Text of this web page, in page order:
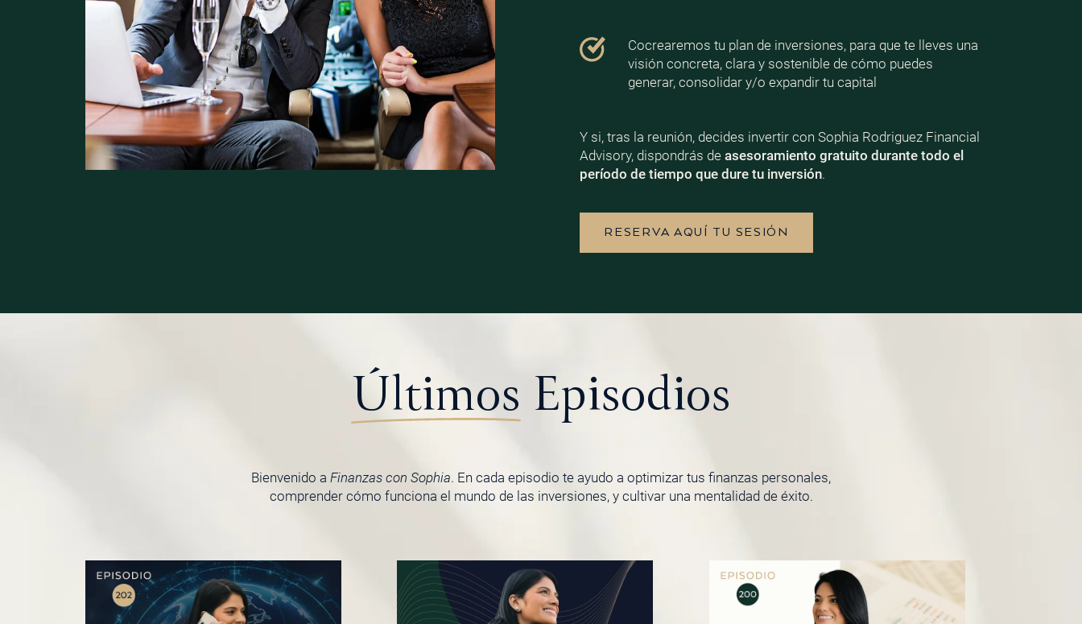
Cocrearemos tu plan de inversiones, para que te lleves una
visión concreta, clara y sostenible de cómo puedes
generar, consolidar y/o expandir tu capital
Y si, tras la reunión, decides invertir con Sophia Rodriguez Financial
Advisory, dispondrás deasesoramiento gratuito durante todo el
período de tiempo que dure tu inversión.
RESERVA AQUÍ TU SESIÓN
Últimos Episodios
Bienvenido a Finanzas con Sophia. En cada episodio te ayudo a optimizar tus finanzas personales,
comprender cómo funciona el mundo de las inversiones, y cultivar una mentalidad de éxito.
PÁGINA
PÁGINA
PÁGINAPÁGINA